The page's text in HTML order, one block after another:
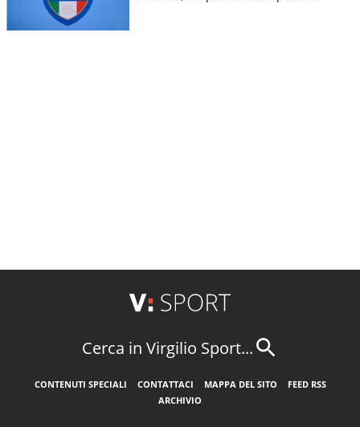
Cerca in Virgilio Sport...
CONTENUTI SPECIALI CONTATTACI MAPPA DEL SITO
FEED RSS
ARCHIVIO